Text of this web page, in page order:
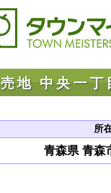
売地 中央一丁
所
青森県 青森